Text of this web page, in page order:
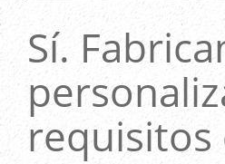
Sí.
requisitos